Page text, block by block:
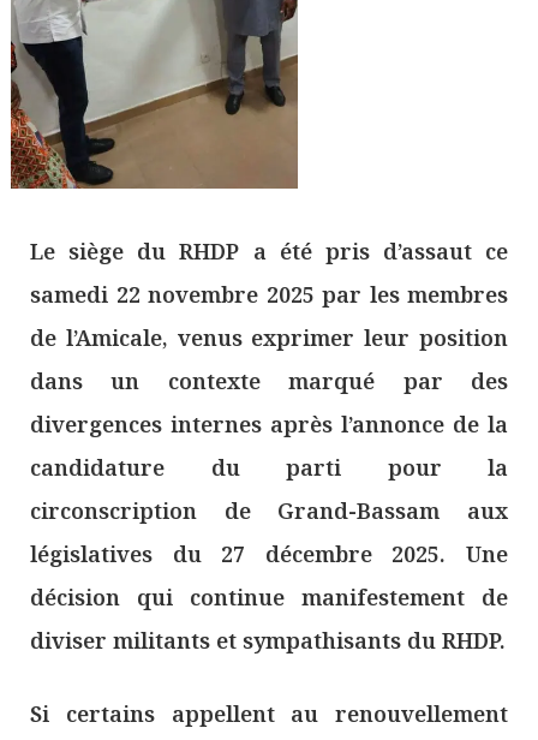
Le siège du RHDP a été pris d’assaut ce
samedi 22 novembre 2025 par les membres
de l’Amicale, venus exprimer leur position
dans un contexte marqué par des
divergences internes après l’annonce de la
candidature du parti pour la
circonscription de Grand-Bassam aux
législatives du 27 décembre 2025. Une
décision qui continue manifestement de
diviser militants et sympathisants du RHDP.
Si certains appellent au renouvellement